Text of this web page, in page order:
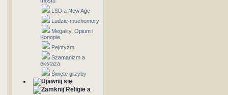
LSD a New Age
Ludzie-muchomory
Megality, Opium i
Konopie
Pejotyzm
Szamanizm a
ekstaza
Święte grzyby
Religie a